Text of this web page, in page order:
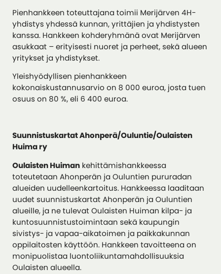
Pienhankkeen toteuttajana toimii Merijärven 4H-
yhdistys yhdessä kunnan, yrittäjien ja yhdistysten
kanssa. Hankkeen kohderyhmänä ovat Merijärven
asukkaat – erityisesti nuoret ja perheet, sekä alueen
yritykset ja yhdistykset.
Yleishyödyllisen pienhankkeen
kokonaiskustannusarvio on 8 000 euroa, josta tuen
osuus on 80 %, eli 6 400 euroa.
Suunnistuskartat Ahonperä/Ouluntie/Oulaisten
Huima ry
Oulaisten Huiman kehittämishankkeessa
toteutetaan Ahonperän ja Ouluntien pururadan
alueiden uudelleenkartoitus. Hankkeessa laaditaan
uudet suunnistuskartat Ahonperän ja Ouluntien
alueille, ja ne tulevat Oulaisten Huiman kilpa- ja
kuntosuunnistustoimintaan sekä kaupungin
sivistys- ja vapaa-aikatoimen ja paikkakunnan
oppilaitosten käyttöön. Hankkeen tavoitteena on
monipuolistaa luontoliikuntamahdollisuuksia
Oulaisten alueella.